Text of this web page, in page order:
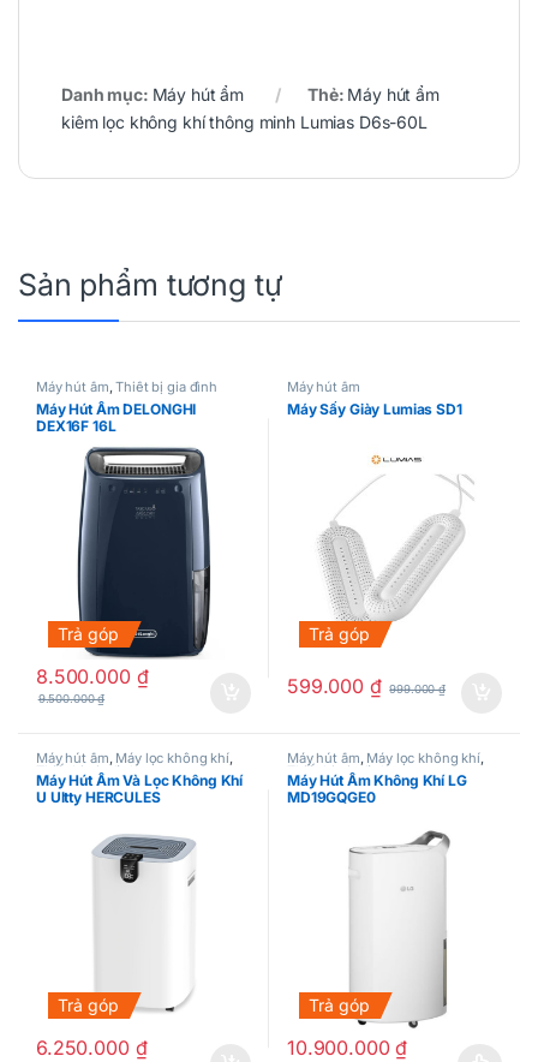
Danh mục: Máy hút ẩm Thẻ: Máy hút ẩm
kiêm lọc không khí thông minh Lumias D6s-60L
Sản phẩm tương tự
Máy hút ẩm,Thiết bị gia đình
Máy Hút Ẩm DELONGHI
DEX16F 16L
Trả góp
8.500.000 ₫
9.500.000₫
Máy hút ẩm
Máy Sấy Giày Lumias SD1
Trả góp
599.000 ₫ 999.000₫
Máy hút ẩm, Máy lọc không khí,
Thiết bị gia đình
Máy Hút Ẩm Và Lọc Không Khí
U Ultty HERCULES
Trả góp
6.250.000 ₫
Máy hút ẩm, Máy lọc không khí,
Thiết bị gia đình
Máy Hút Ẩm Không Khí LG
MD19GQGE0
Trả góp
10.900.000₫